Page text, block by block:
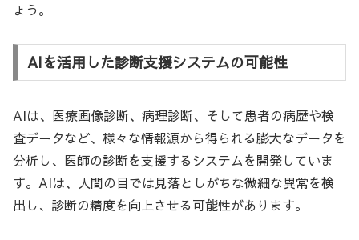
ょう。
AIを活用した診断支援システムの可能性
AIは、医療画像診断、病理診断、そして患者の病歴や検
査データなど、様々な情報源から得られる膨大なデータを
分析し、医師の診断を支援するシステムを開発していま
す。AIは、人間の目では見落としがちな微細な異常を検
出し、診断の精度を向上させる可能性があります。